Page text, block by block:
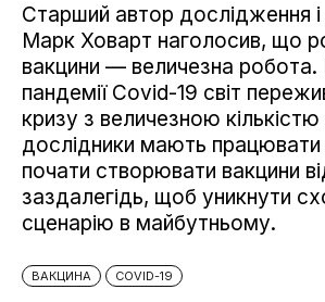
Старший автор дослідження
Марк Ховарт наголосив, що
вакцини — величезна робота.
пандемії Covid-19 світ
кризу з величезною
дослідники мають
почати створювати вакцини
заздалегідь, щоб уникнути
сценарію в майбутньому.
ВАКЦИНА COVID-19